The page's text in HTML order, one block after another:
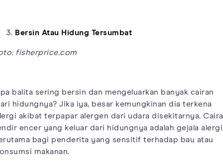
Bersin Atau Hidung Tersumbat
fisherprice.com
balita sering bersin dan mengeluarkan banyak cairan
hidungnya? Jika iya, besar kemungkinan dia terkena
akibat terpapar alergen dari udara disekitarnya.
encer yang keluar dari hidungnya adalah gejala
bagi penderita yang sensitif terhadap bau atau
makanan.